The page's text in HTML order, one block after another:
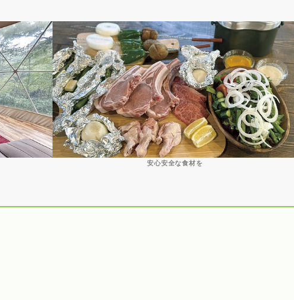
安心安全な食材を